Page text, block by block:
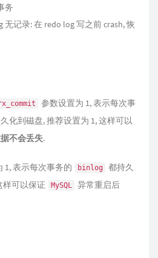
务
记录: 在 redo log 写之前 crash, 恢
参数设置为 1, 表示每次事
化到磁盘, 推荐设置为 1, 这样可以
不会丢失.
1, 表示每次事务的 binlog
都持久
样可以保证
MySQL
异常重启后